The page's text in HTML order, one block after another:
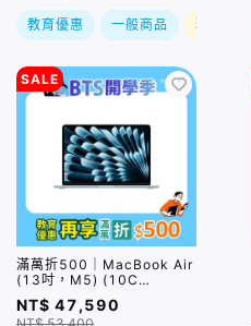
教育優惠 一般商品 現折
SALE
滿萬折500｜MacBook Air
(13吋，M5) (10C
GPU/16GB/1TB) / 四色
(售價已折)｜預購，到貨後
NT$ 47,590